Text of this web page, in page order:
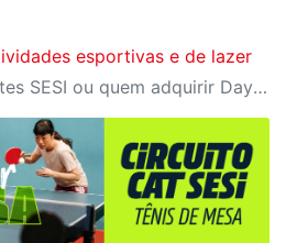
esportivas e de lazer
Podem participar clientes SESI ou quem adquirir Day Use